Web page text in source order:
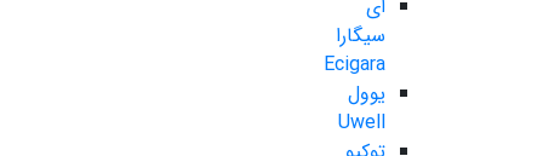
ای
سیگارا
Ecigara
یوول
Uwell